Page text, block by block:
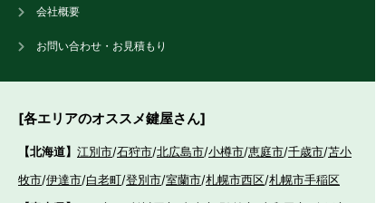
会社概要
お問い合わせ・お見積もり
[各エリアのオススメ鍵屋さん]
【北海道】 江別市/石狩市/北広島市/小樽市/恵庭市/千歳市/苫小
牧市/伊達市/白老町/登別市/室蘭市/札幌市西区/札幌市手稲区